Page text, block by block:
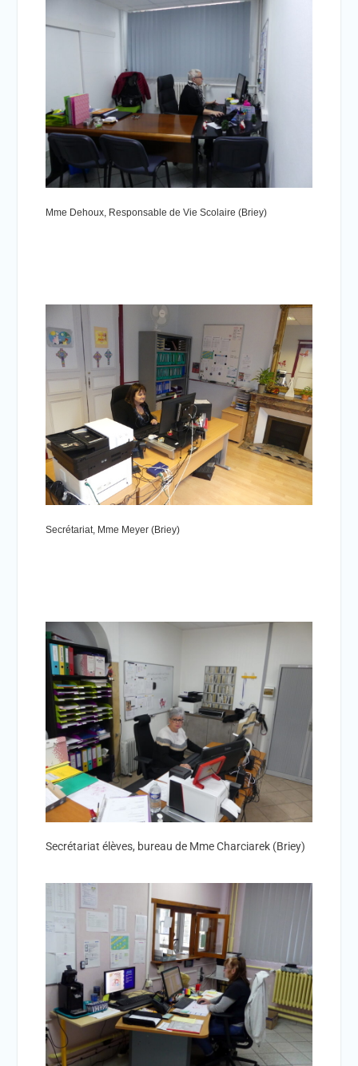
Mme Dehoux, Responsable de Vie Scolaire (Briey)
Secrétariat, Mme Meyer(Briey)
Secrétariat élèves, bureau de Mme Charciarek (Briey)